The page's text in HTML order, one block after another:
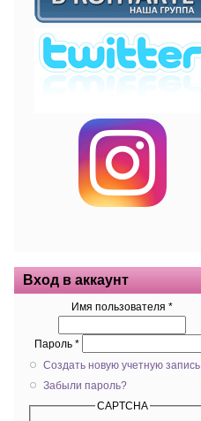
Вход в аккаунт
Имя пользователя *
Пароль *
Создать новую учетную запись
Забыли пароль?
CAPTCHA